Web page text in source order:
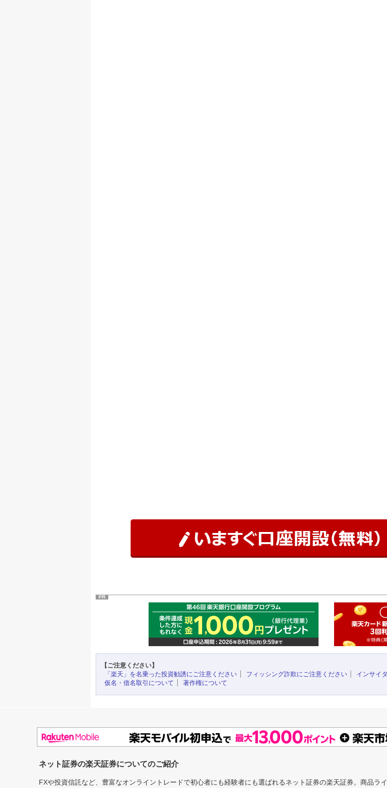
PR
【ご注意ください】
「楽天」を名乗った投資勧誘にご注意ください
フィッシング詐欺にご注意ください インサイ
仮名・借名取引について
著作権について
ネット証券の楽天証券についてのご紹介
FXや投資信託など、豊富なオンライントレードで初心者にも経験者にも選ばれるネット証券の楽天証券。商品